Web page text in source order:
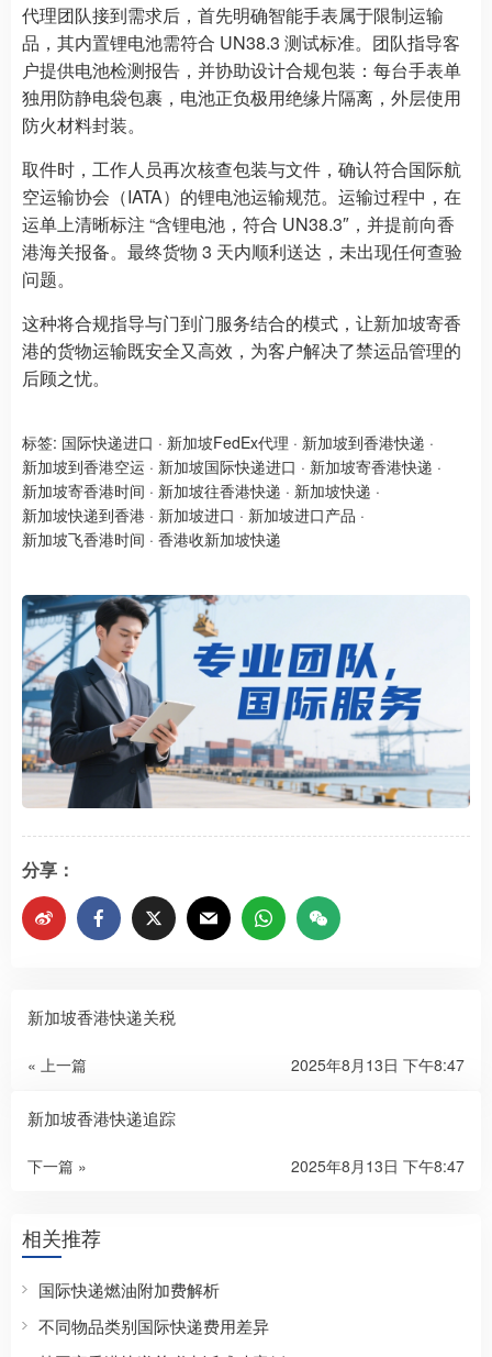
代理团队接到需求后，首先明确智能手表属于限制运输
品，其内置锂电池需符合 UN38.3 测试标准。团队指导客
户提供电池检测报告，并协助设计合规包装：每台手表单
独用防静电袋包裹，电池正负极用绝缘片隔离，外层使用
防火材料封装。
取件时，工作人员再次核查包装与文件，确认符合国际航
空运输协会（IATA）的锂电池运输规范。运输过程中，在
运单上清晰标注 “含锂电池，符合 UN38.3″，并提前向香
港海关报备。最终货物 3 天内顺利送达，未出现任何查验
问题。
这种将合规指导与门到门服务结合的模式，让新加坡寄香
港的货物运输既安全又高效，为客户解决了禁运品管理的
后顾之忧。
标签: 国际快递进口 · 新加坡FedEx代理 · 新加坡到香港快递 ·
新加坡到香港空运 · 新加坡国际快递进口 · 新加坡寄香港快递 ·
新加坡寄香港时间 · 新加坡往香港快递 · 新加坡快递 ·
新加坡快递到香港 · 新加坡进口 · 新加坡进口产品 ·
新加坡飞香港时间 · 香港收新加坡快递
分享：
新加坡香港快递关税
« 上一篇 2025年8月13日 下午8:47
新加坡香港快递追踪
下一篇 » 2025年8月13日 下午8:47
相关推荐
国际快递燃油附加费解析
不同物品类别国际快递费用差异